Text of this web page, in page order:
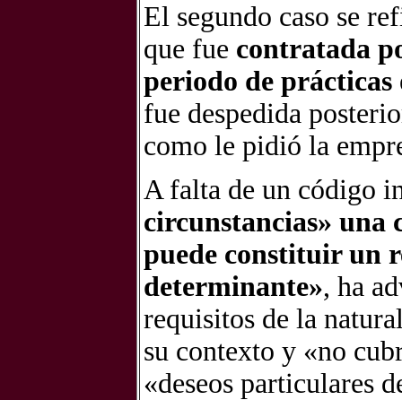
El segundo caso se
que fue contratada
periodo de prácticas
fue despedida
como le pidió la
A falta de un código
circunstancias» una
puede constituir un
determinante», ha
requisitos de la
su contexto y «no
«deseos particulares